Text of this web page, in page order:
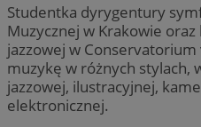
Studentka dyrygentury
Muzycznej w Krakowie
jazzowej w
muzykę w różnych stylach,
jazzowej, ilustracyjnej,
elektronicznej.